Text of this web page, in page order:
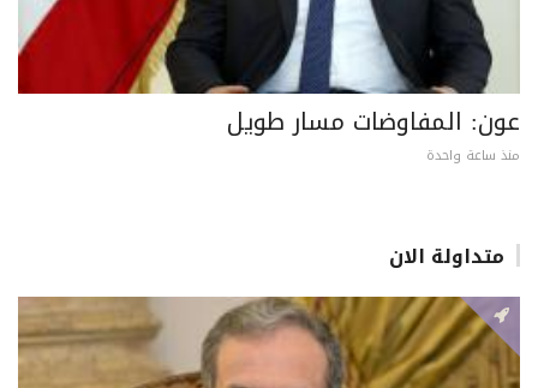
عون: المفاوضات مسار طويل
منذ ساعة واحدة
متداولة الان